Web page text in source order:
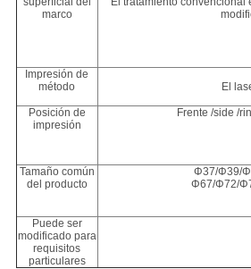
marco
Impresión de
método
El
Posición de
impresión
Frente /side /
Tamaño común
del producto
Φ37/Φ39/
Φ67/Φ72/
Puede ser
modificado para
requisitos
particulares